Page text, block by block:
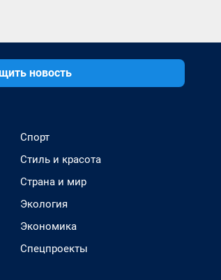
новость
Спорт
Стиль и красота
Страна и мир
Экология
Экономика
Спецпроекты